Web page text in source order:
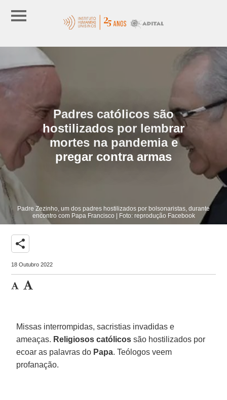
Padres católicos são
hostilizados por lembrar
mortes na pandemia e
pregar contra armas
Padre Zezinho, um dos padres hostilizados por bolsonaristas, durante
encontro com Papa Francisco | Foto: reprodução Facebook
share
18 Outubro 2022
Missas interrompidas, sacristias invadidas e
ameaças. Religiosos católicos são hostilizados por
ecoar as palavras do Papa. Teólogos veem
profanação.